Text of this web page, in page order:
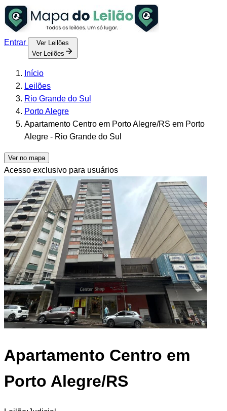
Entrar
Ver Leilões
Ver Leilões
Início
Leilões
Rio Grande do Sul
Porto Alegre
Apartamento Centro em Porto Alegre/RS em Porto
Alegre - Rio Grande do Sul
Ver no mapa
Acesso exclusivo para usuários
Apartamento Centro em
Porto Alegre/RS